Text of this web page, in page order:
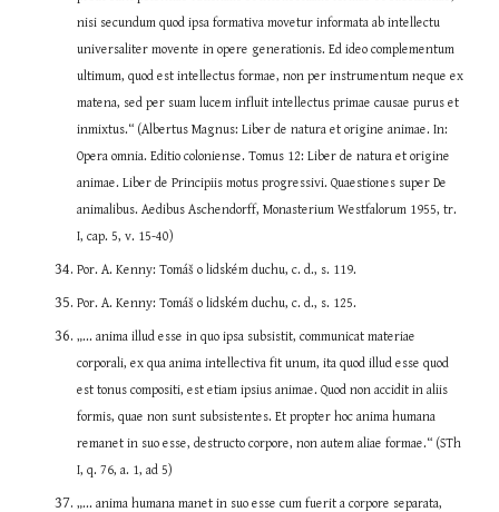
nisi secundum quod ipsa formativa movetur informata ab intellectu
universaliter movente in opere generationis. Ed ideo complementum
ultimum, quod est intellectus formae, non per instrumentum neque ex
matena, sed per suam lucem influit intellectus primae causae purus et
inmixtus.“ (Albertus Magnus: Liber de natura et origine animae. In:
Opera omnia. Editio coloniense. Tomus 12: Liber de natura et origine
animae. Liber de Principiis motus progressivi. Quaestiones super De
animalibus. Aedibus Aschendorff, Monasterium Westfalorum 1955, tr.
I, cap. 5, v. 15-40)
Por. A. Kenny: Tomáš o lidském duchu, c. d., s. 119.
Por. A. Kenny: Tomáš o lidském duchu, c. d., s. 125.
„... anima illud esse in quo ipsa subsistit, communicat materiae
corporali, ex qua anima intellectiva fit unum, ita quod illud esse quod
est tonus compositi, est etiam ipsius animae. Quod non accidit in aliis
formis, quae non sunt subsistentes. Et propter hoc anima humana
remanet in suo esse, destructo corpore, non autem aliae formae.“ (STh
I, q. 76, a. 1, ad 5)
„... anima humana manet in suo esse cum fuerit a corpore separata,